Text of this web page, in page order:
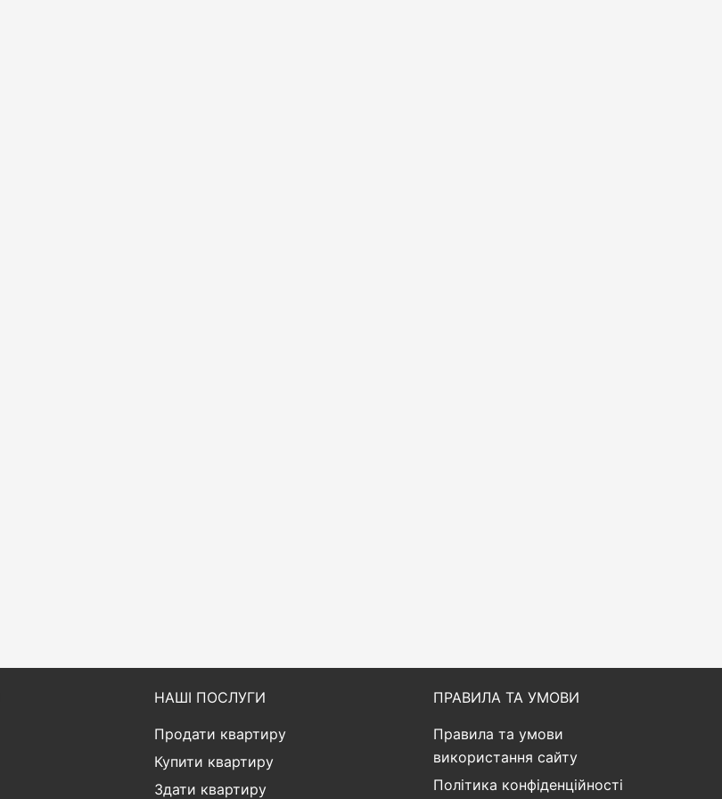
НАШІ ПОСЛУГИ
Продати квартиру
Купити квартиру
Здати квартиру
ПРАВИЛА ТА УМОВИ
Правила та умови
використання сайту
Політика конфіденційності